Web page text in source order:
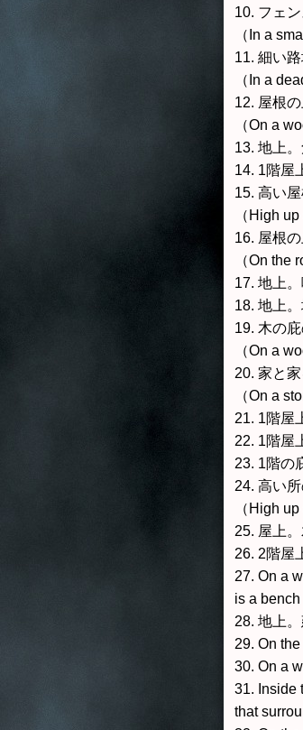
10. フェ
（In a
11. 細い
（In a
12. 屋根
（On a
13. 地上
14. 1階屋
15. 高い
（High
16. 屋根
（On the
17. 地上
18. 地上
19. 木の
（On a
20. 家と
（On a
21. 1階屋
22. 1階屋
23. 1階の
24. 高い
（High
25. 屋上
26. 2階屋
27. On a
is a
28. 地上
29. On
30. On a
31. Inside
that